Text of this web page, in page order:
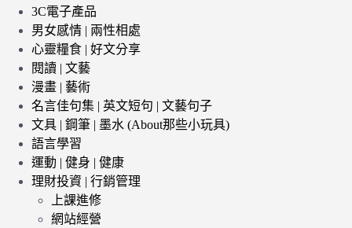
3C電子產品
男女感情 | 兩性相處
心靈糧食 | 好文分享
閱讀 | 文藝
漫畫 | 藝術
名言佳句集 | 英文短句 | 文藝句子
文具 | 鋼筆 | 墨水 (About那些小玩具)
語言學習
運動 | 健身 | 健康
理財投資 | 行銷管理
上課進修
網站經營